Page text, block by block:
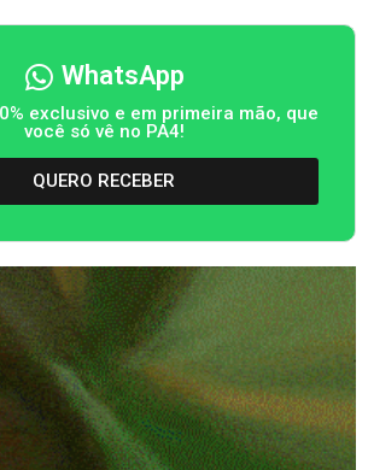
WhatsApp
exclusivo e em primeira mão, que
você só vê no PA4!
QUERO RECEBER